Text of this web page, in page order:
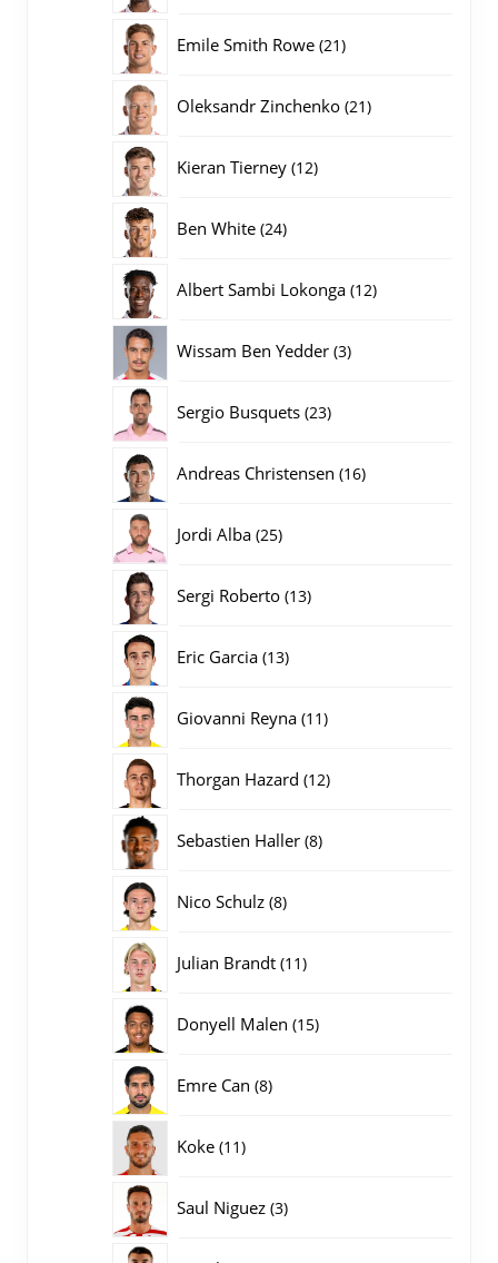
Emile Smith Rowe 2121
Oleksandr Zinchenko 2121
Kieran Tierney 1212
Ben White 2424
Albert Sambi Lokonga 1212
Wissam Ben Yedder 33
Sergio Busquets 2323
Andreas Christensen 1616
Jordi Alba 2525
Sergi Roberto 1313
Eric Garcia 1313
Giovanni Reyna 1111
Thorgan Hazard 1212
Sebastien Haller 88
Nico Schulz 88
Julian Brandt 1111
Donyell Malen 1515
Emre Can 88
Koke 1111
Saul Niguez 33